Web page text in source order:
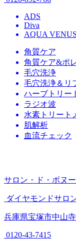
ADS
Diva
AQUA VENUS
角質ケア
角質ケア&ポ
毛穴洗浄
毛穴洗浄＆リ
ハーブトリー
ラジオ波
水素トリート
肌解析
血流チェック
サロン・ド・ボヌ
ダイヤモンドサロ
兵庫県宝塚市中山
0120-43-7415